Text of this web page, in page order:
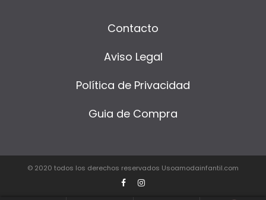
Contacto
Aviso Legal
Política de Privacidad
Guia de Compra
© 2020 todos los derechos reservados Usoamodainfantil.com